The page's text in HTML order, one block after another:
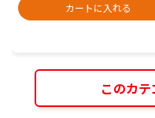
カートに入れる
このカ